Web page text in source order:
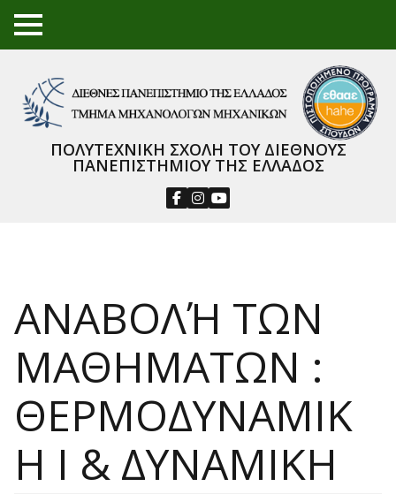
TO
GGL
NU
ΠΟΛΥΤΕΧΝΙΚΗ ΣΧΟΛΗ ΤΟΥ ΔΙΕΘΝΟΥΣ
ΠΑΝΕΠΙΣΤΗΜΙΟΥ ΤΗΣ ΕΛΛΑΔΟΣ
ΑΝΑΒΟΛΉ ΤΩΝ
ΜΑΘΗΜΑΤΩΝ :
ΘΕΡΜΟΔΥΝΑΜΙΚ
Η Ι & ΔΥΝΑΜΙΚΗ